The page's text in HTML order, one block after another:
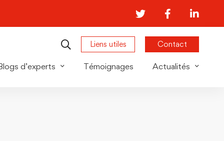
Liens utiles Contact
d’experts Témoignages Actualités